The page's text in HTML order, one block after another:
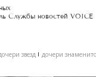
Службы новостей VOICE
звезд дочери